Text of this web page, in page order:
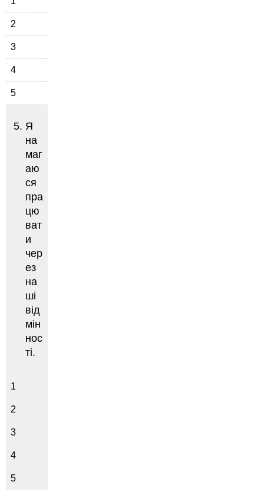
2
3
4
5
Я
на
маг
аю
ся
пра
цю
ват
и
чер
ез
на
ші
від
мін
нос
ті.
1
2
3
4
5